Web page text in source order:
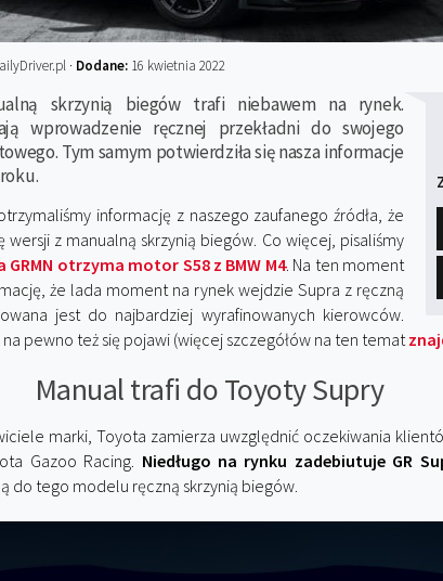
· Dodane: 16 kwietnia 2022
skrzynią biegów trafi niebawem na rynek.
wprowadzenie ręcznej przekładni do swojego
Tym samym potwierdziła się nasza informacje
informację z naszego zaufanego źródła, że
z manualną skrzynią biegów. Co więcej, pisaliśmy
GRMN otrzyma motor S58 z BMW M4. Na ten moment
że lada moment na rynek wejdzie Supra z ręczną
jest do najbardziej wyrafinowanych kierowców.
na pewno też się pojawi (więcej szczegółów na ten temat
Manual trafi do Toyoty Supry
marki, Toyota zamierza uwzględnić oczekiwania
Gazoo Racing. Niedługo na rynku zadebiutuje GR
do tego modelu ręczną skrzynią biegów.